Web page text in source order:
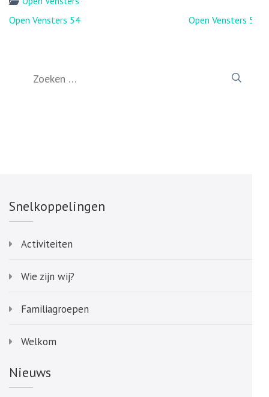
Bericht
Open Vensters 54 Open Vensters 56
Snelkoppelingen
Activiteiten
Wie zijn wij?
Familiagroepen
Welkom
Nieuws